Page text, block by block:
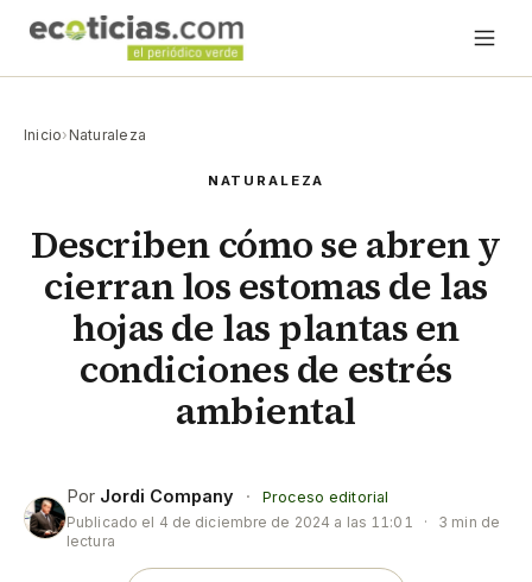
Inicio› Naturaleza
NATURALEZA
Describen cómo se abren y
cierran los estomas de las
hojas de las plantas en
condiciones de estrés
ambiental
Por Jordi Company ·
Proceso editorial
Publicado el 4 de diciembre de 2024 a las 11:01 ·
3 min de
lectura